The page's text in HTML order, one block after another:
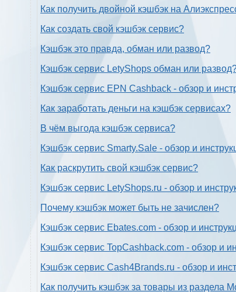
Как получить двойной кэшбэк на
Как создать свой кэшбэк сервис?
Кэшбэк это правда, обман или развод?
Кэшбэк сервис LetyShops обман или
Кэшбэк сервис EPN Cashback - обзор и
Как заработать деньги на кэшбэк сервисах?
В чём выгода кэшбэк сервиса?
Кэшбэк сервис Smarty.Sale - обзор и
Как раскрутить свой кэшбэк сервис?
Кэшбэк сервис LetyShops.ru - обзор и
Почему кэшбэк может быть не зачислен?
Кэшбэк сервис Ebates.com - обзор и
Кэшбэк сервис TopCashback.com - обзор и
Кэшбэк сервис Cash4Brands.ru - обзор и
Как получить кэшбэк за товары из раздела